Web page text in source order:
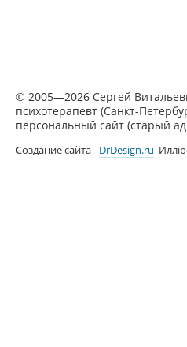
© 2005—2026 Сергей
психотерапевт (Санкт-
персональный сайт (старый
Создание сайта - DrDesign.ru